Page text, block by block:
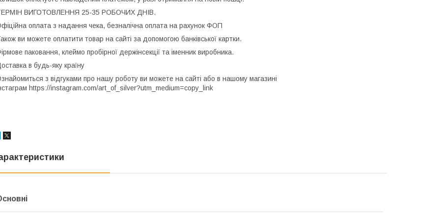
ВИГОТОВЛЕННЯ 25-35 РОБОЧИХ ДНІВ.
оплата з надання чека, безналічна оплата на рахунок ФОП
ви можете оплатити товар на сайті за допомогою банківської картки.
паковання, клеймо пробірної держінсекції та іменник виробника.
в будь-яку країну
з відгуками про нашу роботу ви можете на сайті або в нашому магазині
https://instagram.com/art_of_silver?utm_medium=copy_link